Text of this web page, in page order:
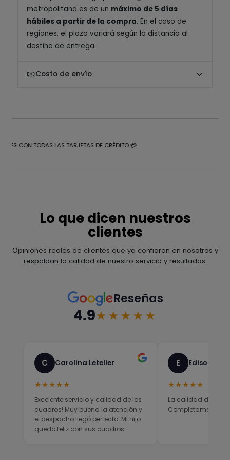
metropolitana es de un máximo de 5 días
hábiles a partir de la compra. En el caso de
regiones, el plazo variará según la distancia al
destino de entrega.
Costo de envío
CON TODAS LAS TARJETAS DE CRÉDITO 💳
Lo que dicen nuestros
clientes
Opiniones reales de clientes que ya confiaron en nosotros y
respaldan la calidad de nuestro servicio y resultados.
Reseñas
4.9★★★★★
C Carolina Letelier
★★★★★
Excelente servicio y calidad de los
cuadros! Muy buena la atención y
el despacho llegó perfecto. Mi hijo
quedó feliz con sus cuadros.
E Edison
★★★★★
La calidad del
Completamente